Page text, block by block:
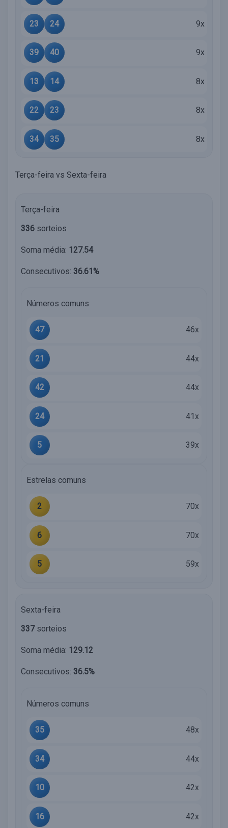
23 24 9x
39 40 9x
13 14 8x
22 23 8x
34 35 8x
Terça-feira vs Sexta-feira
Terça-feira
336 sorteios
Soma média: 127.54
Consecutivos: 36.61%
Números comuns
47 46x
21 44x
42 44x
24 41x
5 39x
Estrelas comuns
2 70x
6 70x
5 59x
Sexta-feira
337sorteios
Soma média: 129.12
Consecutivos: 36.5%
Números comuns
35 48x
34 44x
10 42x
16 42x